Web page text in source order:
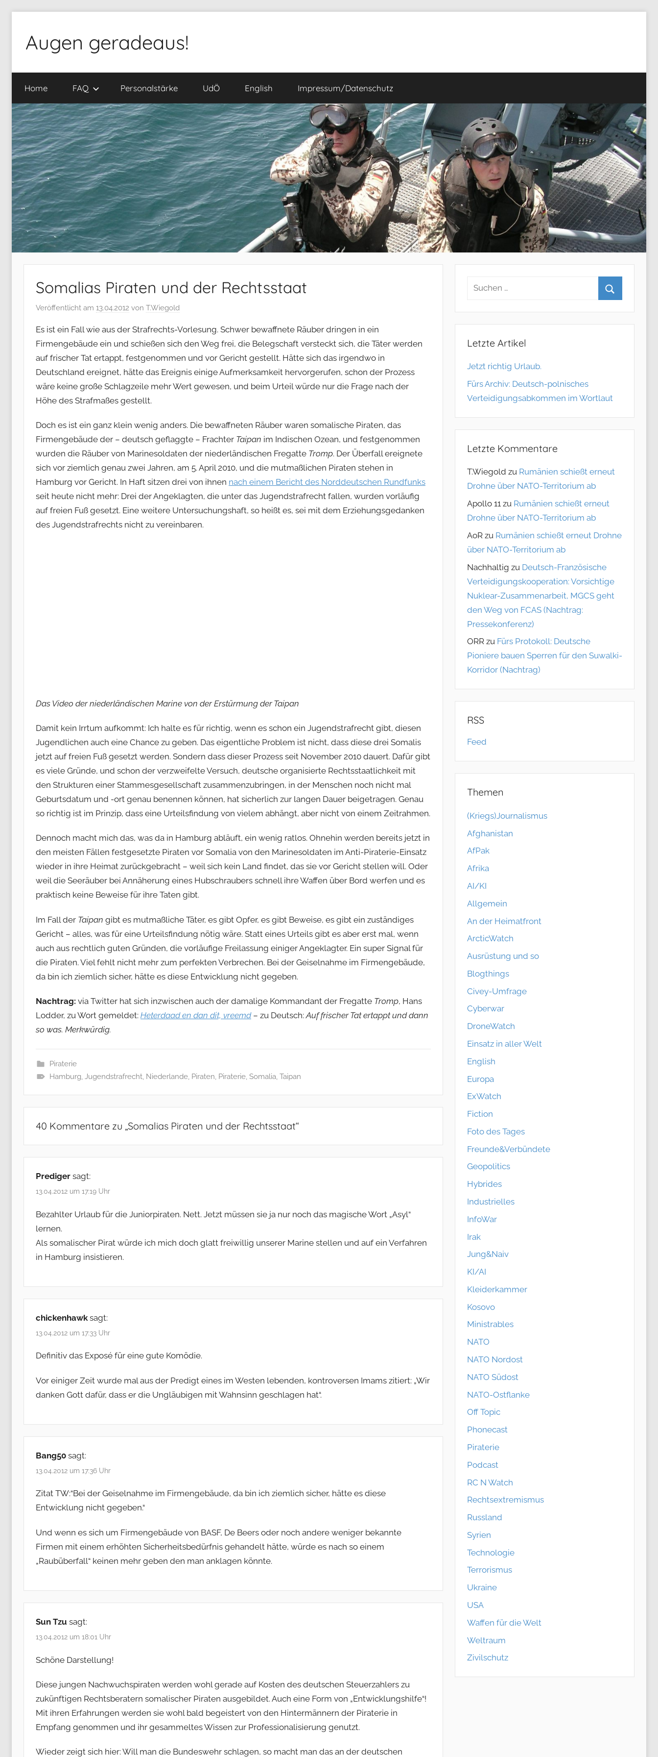
springen
Augen geradeaus!
Home FAQ Personalstärke UdÖ English Impressum/Datenschutz
Somalias Piraten und der Rechtsstaat
Veröffentlicht am 13.04.2012 von T.Wiegold
Es ist ein Fall wie aus der Strafrechts-Vorlesung. Schwer bewaffnete Räuber dringen in ein
Firmengebäude ein und schießen sich den Weg frei, die Belegschaft versteckt sich, die Täter werden
auf frischer Tat ertappt, festgenommen und vor Gericht gestellt. Hätte sich das irgendwo in
Deutschland ereignet, hätte das Ereignis einige Aufmerksamkeit hervorgerufen, schon der Prozess
wäre keine große Schlagzeile mehr Wert gewesen, und beim Urteil würde nur die Frage nach der
Höhe des Strafmaßes gestellt.
Doch es ist ein ganz klein wenig anders. Die bewaffneten Räuber waren somalische Piraten, das
Firmengebäude der – deutsch geflaggte – Frachter Taipan im Indischen Ozean, und festgenommen
wurden die Räuber von Marinesoldaten der niederländischen Fregatte Tromp. Der Überfall ereignete
sich vor ziemlich genau zwei Jahren, am 5. April 2010, und die mutmaßlichen Piraten stehen in
Hamburg vor Gericht. In Haft sitzen drei von ihnen nach einem Bericht des Norddeutschen Rundfunks
seit heute nicht mehr: Drei der Angeklagten, die unter das Jugendstrafrecht fallen, wurden vorläufig
auf freien Fuß gesetzt. Eine weitere Untersuchungshaft, so heißt es, sei mit dem Erziehungsgedanken
des Jugendstrafrechts nicht zu vereinbaren.
Das Video der niederländischen Marine von der Erstürmung der Taipan
Damit kein Irrtum aufkommt: Ich halte es für richtig, wenn es schon ein Jugendstrafrecht gibt, diesen
Jugendlichen auch eine Chance zu geben. Das eigentliche Problem ist nicht, dass diese drei Somalis
jetzt auf freien Fuß gesetzt werden. Sondern dass dieser Prozess seit November 2010 dauert. Dafür gibt
es viele Gründe, und schon der verzweifelte Versuch, deutsche organisierte Rechtsstaatlichkeit mit
den Strukturen einer Stammesgesellschaft zusammenzubringen, in der Menschen noch nicht mal
Geburtsdatum und -ort genau benennen können, hat sicherlich zur langen Dauer beigetragen. Genau
so richtig ist im Prinzip, dass eine Urteilsfindung von vielem abhängt, aber nicht von einem Zeitrahmen.
Dennoch macht mich das, was da in Hamburg abläuft, ein wenig ratlos. Ohnehin werden bereits jetzt in
den meisten Fällen festgesetzte Piraten vor Somalia von den Marinesoldaten im Anti-Piraterie-Einsatz
wieder in ihre Heimat zurückgebracht – weil sich kein Land findet, das sie vor Gericht stellen will. Oder
weil die Seeräuber bei Annäherung eines Hubschraubers schnell ihre Waffen über Bord werfen und es
praktisch keine Beweise für ihre Taten gibt.
Im Fall der Taipan gibt es mutmaßliche Täter, es gibt Opfer, es gibt Beweise, es gibt ein zuständiges
Gericht – alles, was für eine Urteilsfindung nötig wäre. Statt eines Urteils gibt es aber erst mal, wenn
auch aus rechtlich guten Gründen, die vorläufige Freilassung einiger Angeklagter. Ein super Signal für
die Piraten. Viel fehlt nicht mehr zum perfekten Verbrechen. Bei der Geiselnahme im Firmengebäude,
da bin ich ziemlich sicher, hätte es diese Entwicklung nicht gegeben.
Nachtrag: via Twitter hat sich inzwischen auch der damalige Kommandant der Fregatte Tromp, Hans
Lodder, zu Wort gemeldet: Heterdaad en dan dit, vreemd– zu Deutsch: Auf frischer Tat ertappt und dann
so was. Merkwürdig.
Piraterie
Hamburg, Jugendstrafrecht, Niederlande, Piraten, Piraterie, Somalia, Taipan
40 Kommentare zu „Somalias Piraten und der Rechtsstaat“
Prediger sagt:
13.04.2012 um 17:19 Uhr
Bezahlter Urlaub für die Juniorpiraten. Nett. Jetzt müssen sie ja nur noch das magische Wort „Asyl“
lernen.
Als somalischer Pirat würde ich mich doch glatt freiwillig unserer Marine stellen und auf ein Verfahren
in Hamburg insistieren.
chickenhawk sagt:
13.04.2012 um 17:33 Uhr
Definitiv das Exposé für eine gute Komödie.
Vor einiger Zeit wurde mal aus der Predigt eines im Westen lebenden, kontroversen Imams zitiert: „Wir
danken Gott dafür, dass er die Ungläubigen mit Wahnsinn geschlagen hat“.
Bang50 sagt:
13.04.2012 um 17:36 Uhr
Zitat TW:“Bei der Geiselnahme im Firmengebäude, da bin ich ziemlich sicher, hätte es diese
Entwicklung nicht gegeben.“
Und wenn es sich um Firmengebäude von BASF, De Beers oder noch andere weniger bekannte
Firmen mit einem erhöhten Sicherheitsbedürfnis gehandelt hätte, würde es nach so einem
„Raubüberfall“ keinen mehr geben den man anklagen könnte.
Sun Tzu sagt:
13.04.2012 um 18:01 Uhr
Schöne Darstellung!
Diese jungen Nachwuchspiraten werden wohl gerade auf Kosten des deutschen Steuerzahlers zu
zukünftigen Rechtsberatern somalischer Piraten ausgebildet. Auch eine Form von „Entwicklungshilfe“!
Mit ihren Erfahrungen werden sie wohl bald begeistert von den Hintermännern der Piraterie in
Empfang genommen und ihr gesammeltes Wissen zur Professionalisierung genutzt.
Wieder zeigt sich hier: Will man die Bundeswehr schlagen, so macht man das an der deutschen
Letzte Artikel
Jetzt richtig Urlaub.
Fürs Archiv: Deutsch-polnisches
Verteidigungsabkommen im Wortlaut
Letzte Kommentare
T.Wiegold zu Rumänien schießt erneut
Drohne über NATO-Territorium ab
Apollo 11zu Rumänien schießt erneut
Drohne über NATO-Territorium ab
AoRzu Rumänien schießt erneut Drohne
über NATO-Territorium ab
Nachhaltig zu Deutsch-Französische
Verteidigungskooperation: Vorsichtige
Nuklear-Zusammenarbeit, MGCS geht
den Weg von FCAS (Nachtrag:
Pressekonferenz)
ORRzu Fürs Protokoll: Deutsche
Pioniere bauen Sperren für den Suwalki-
Korridor (Nachtrag)
RSS
Feed
Themen
(Kriegs)Journalismus
Afghanistan
AfPak
Afrika
AI/KI
Allgemein
An der Heimatfront
ArcticWatch
Ausrüstung und so
Blogthings
Civey-Umfrage
Cyberwar
DroneWatch
Einsatz in aller Welt
English
Europa
ExWatch
Fiction
Foto des Tages
Freunde&Verbündete
Geopolitics
Hybrides
Industrielles
InfoWar
Irak
Jung&Naiv
KI/AI
Kleiderkammer
Kosovo
Ministrables
NATO
NATO Nordost
NATO Südost
NATO-Ostflanke
Off Topic
Phonecast
Piraterie
Podcast
RC N Watch
Rechtsextremismus
Russland
Syrien
Technologie
Terrorismus
Ukraine
USA
Waffen für die Welt
Weltraum
Zivilschutz